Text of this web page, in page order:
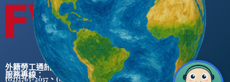
外籍勞工通訊社版權所有 ©
服務專線：
(02)2763-2037 、(02)2765-0906